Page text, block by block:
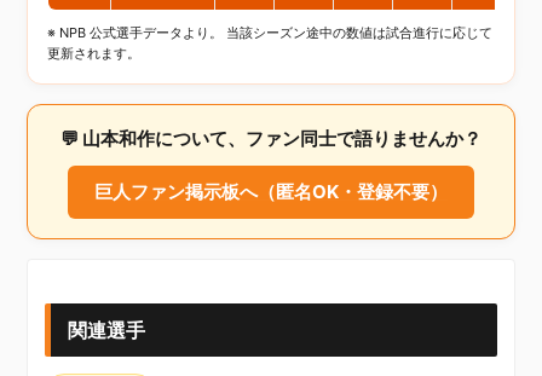
※ NPB 公式選手データより。 当該シーズン途中の数値は試合進行に応じて
更新されます。
💬 山本和作について、ファン同士で語りませんか？
巨人ファン掲示板へ（匿名OK・登録不要）
関連選手